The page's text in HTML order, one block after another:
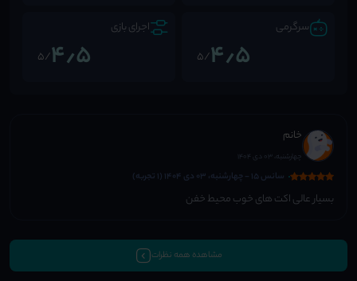
سرگرمی
4٫5/5
اجرای بازی
4٫5/5
خانم
چهارشنبه، 03 دی 1404
سانس 15 - چهارشنبه، 03 دی 1404 (1 تجربه)
بسیار عالی اکت های خوب محیط خفن
مشاهده همه نظرات